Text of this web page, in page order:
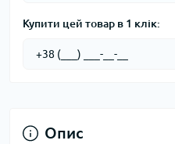
Купити цей товар в 1 клік:
Опис